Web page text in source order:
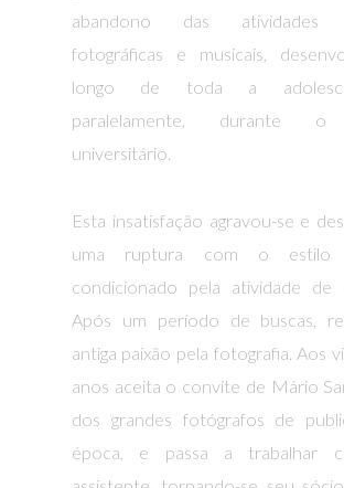
abandono das atividades
fotográficas e musicais,
longo de toda a
paralelamente, durante o
universitário.
Esta insatisfação agravou-se e
uma ruptura com o estilo
condicionado pela atividade de
Após um período de buscas,
antiga paixão pela fotografia. Aos
anos aceita o convite de Mário
dos grandes fotógrafos de
época, e passa a trabalhar